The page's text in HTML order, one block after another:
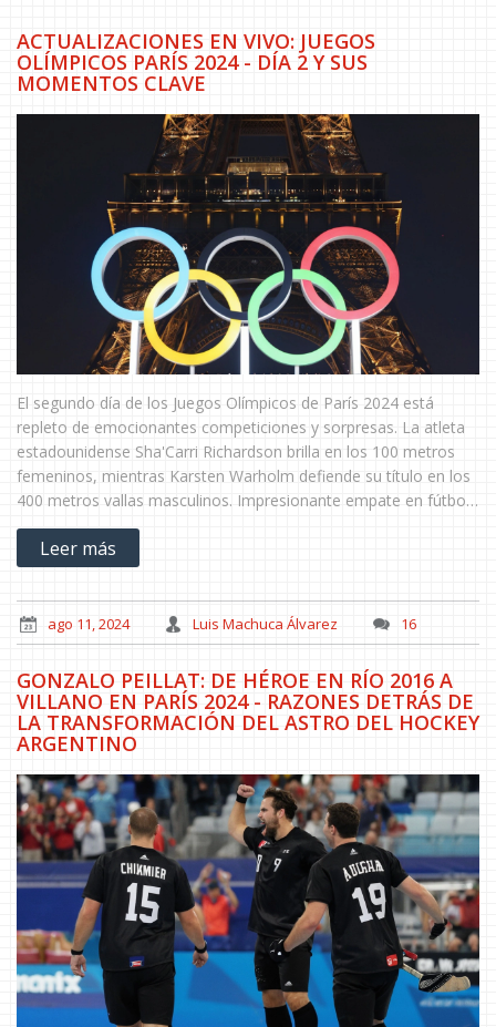
ACTUALIZACIONES EN VIVO: JUEGOS
OLÍMPICOS PARÍS 2024 - DÍA 2 Y SUS
MOMENTOS CLAVE
El segundo día de los Juegos Olímpicos de París 2024 está
repleto de emocionantes competiciones y sorpresas. La atleta
estadounidense Sha'Carri Richardson brilla en los 100 metros
femeninos, mientras Karsten Warholm defiende su título en los
400 metros vallas masculinos. Impresionante empate en fútbol
femenino entre Japón y Gran Bretaña. Jessica Gadirova gana el
oro en la final de gimnasia y la importancia de la salud mental
resalta en los testimonios de los atletas.
Leer más
ago 11, 2024 Luis Machuca Álvarez 16
GONZALO PEILLAT: DE HÉROE EN RÍO 2016 A
VILLANO EN PARÍS 2024 - RAZONES DETRÁS DE
LA TRANSFORMACIÓN DEL ASTRO DEL HOCKEY
ARGENTINO